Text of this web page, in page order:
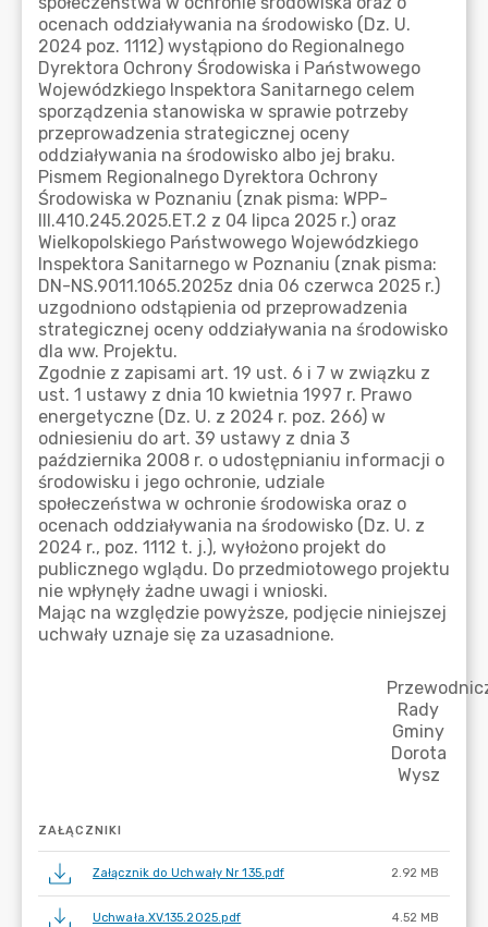
ZAŁĄCZNIKI
Załącznik do Uchwały Nr 135.pdf 2.92 MB
Uchwała.XV.135.2025.pdf 4.52 MB